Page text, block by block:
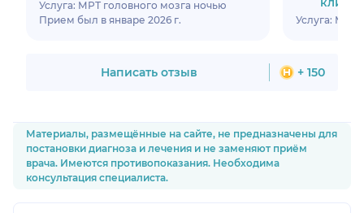
Услуга: МРТ головного мозга ночью
Прием был в январе 2026 г.
Услуга: МРТ
Написать отзыв + 150
Материалы, размещённые на сайте, не предназначены для
постановки диагноза и лечения и не заменяют приём
врача. Имеются противопоказания. Необходима
консультация специалиста.